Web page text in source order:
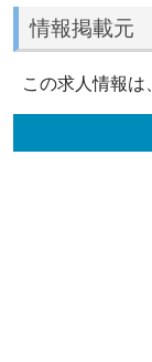
情報掲載元
この求人情報は、